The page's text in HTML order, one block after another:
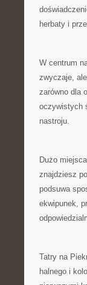
herbaty i
W centrum
zwyczaje,
zarówno dla
oczywistych
nastroju.
Dużo
znajdziesz
podsuwa
ekwipunek,
Tatry na
halnego i